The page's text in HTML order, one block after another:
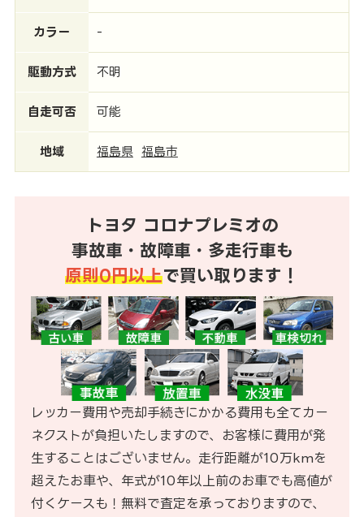
カラー -
駆動方式 不明
自走可否 可能
地域 福島県 福島市
トヨタ コロナプレミオの
事故車・故障車・多走行車も
原則0円以上で買い取ります！
レッカー費用や売却手続きにかかる費用も全てカー
ネクストが負担いたしますので、お客様に費用が発
生することはございません。走行距離が10万kmを
超えたお車や、年式が10年以上前のお車でも高値が
付くケースも！無料で査定を承っておりますので、